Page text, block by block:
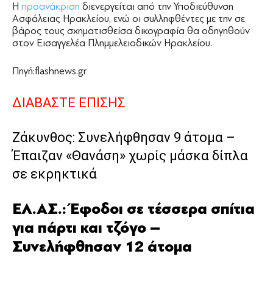
Η προανάκριση διενεργείται από την Υποδιεύθυνση
Ασφάλειας Ηρακλείου, ενώ οι συλληφθέντες με την σε
βάρος τους σχηματισθείσα δικογραφία θα οδηγηθούν
στον Εισαγγελέα Πλημμελειοδικών Ηρακλείου.
Πηγή:flashnews.gr
ΔΙΑΒΑΣΤΕ ΕΠΙΣΗΣ
Ζάκυνθος: Συνελήφθησαν 9 άτομα –
Έπαιζαν «Θανάση» χωρίς μάσκα δίπλα
σε εκρηκτικά
ΕΛ.ΑΣ.: Έφοδοι σε τέσσερα σπίτια
για πάρτι και τζόγο –
Συνελήφθησαν 12 άτομα